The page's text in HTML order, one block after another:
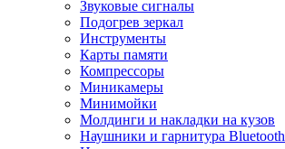
Звуковые сигналы
Подогрев зеркал
Инструменты
Карты памяти
Компрессоры
Миникамеры
Минимойки
Молдинги и накладки на кузов
Наушники и гарнитура Bluetooth